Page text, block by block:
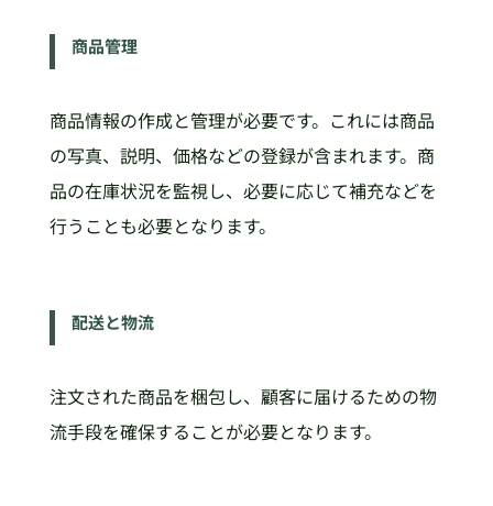
商品管理
商品情報の作成と管理が必要です。これには商品
の写真、説明、価格などの登録が含まれます。商
品の在庫状況を監視し、必要に応じて補充などを
行うことも必要となります。
配送と物流
注文された商品を梱包し、顧客に届けるための物
流手段を確保することが必要となります。